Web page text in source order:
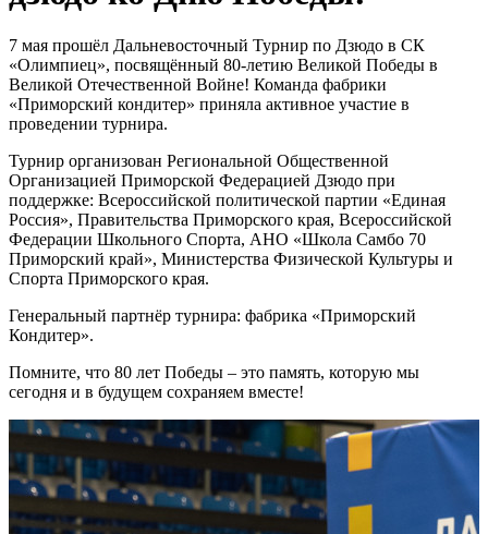
7 мая прошёл Дальневосточный Турнир по Дзюдо в СК
«Олимпиец», посвящённый 80-летию Великой Победы в
Великой Отечественной Войне! Команда фабрики
«Приморский кондитер» приняла активное участие в
проведении турнира.
Турнир организован Региональной Общественной
Организацией Приморской Федерацией Дзюдо при
поддержке: Всероссийской политической партии «Единая
Россия», Правительства Приморского края, Всероссийской
Федерации Школьного Спорта, АНО «Школа Самбо 70
Приморский край», Министерства Физической Культуры и
Спорта Приморского края.
Генеральный партнёр турнира: фабрика «Приморский
Кондитер».
Помните, что 80 лет Победы – это память, которую мы
сегодня и в будущем сохраняем вместе!